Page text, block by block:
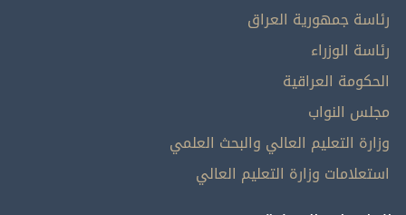
رئاسة جمهورية العراق
رئاسة الوزراء
الحكومة العراقية
مجلس النواب
وزارة التعليم العالي والبحث العلمي
استعلامات وزارة التعليم العالي